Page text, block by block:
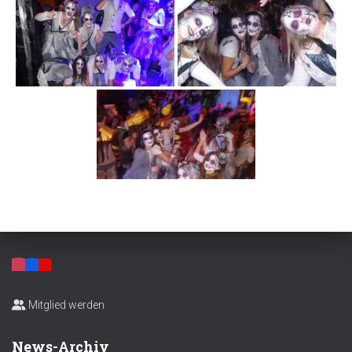
Mitglied werden
News-Archiv